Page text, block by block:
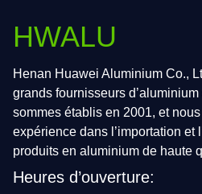
HWALU
Henan Huawei Aluminium Co.,
grands fournisseurs
sommes établis en 2001, et
expérience dans l’importation et
produits en aluminium de haute
Heures d’ouverture: